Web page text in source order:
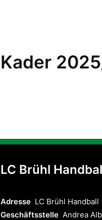
Kader
LC Brühl
Adresse LC Brühl Handball
Geschäftsstelle Andrea